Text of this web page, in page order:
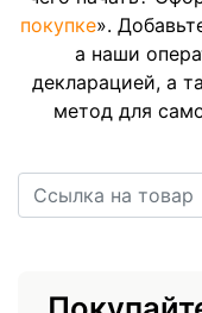
покупке».
а наши
декларацией, а
метод для